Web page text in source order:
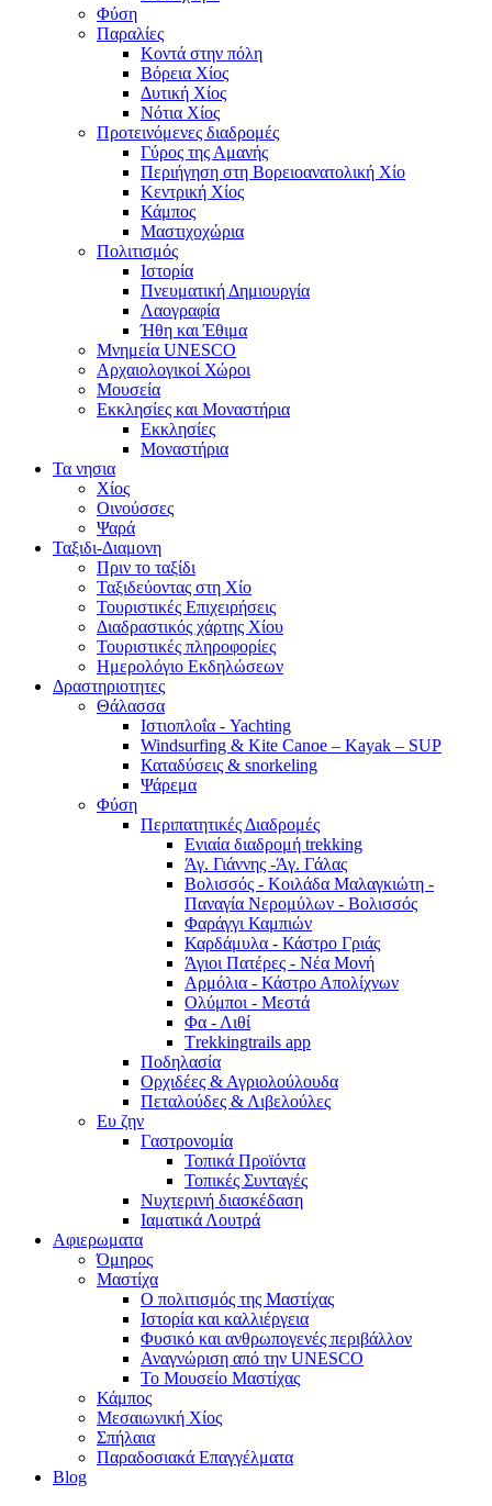
Φύση
Παραλίες
Κοντά στην πόλη
Βόρεια Χίος
Δυτική Χίος
Νότια Χίος
Προτεινόμενες διαδρομές
Γύρος της Αμανής
Περιήγηση στη Βορειοανατολική Χίο
Κεντρική Χίος
Κάμπος
Μαστιχοχώρια
Πολιτισμός
Ιστορία
Πνευματική Δημιουργία
Λαογραφία
Ήθη και Έθιμα
Μνημεία UNESCO
Αρχαιολογικοί Χώροι
Μουσεία
Εκκλησίες και Μοναστήρια
Εκκλησίες
Μοναστήρια
Τα νησια
Χίος
Οινούσσες
Ψαρά
Ταξιδι-Διαμονη
Πριν το ταξίδι
Ταξιδεύοντας στη Χίο
Τουριστικές Επιχειρήσεις
Διαδραστικός χάρτης Χίου
Τουριστικές πληροφορίες
Ημερολόγιο Εκδηλώσεων
Δραστηριοτητες
Θάλασσα
Ιστιοπλοΐα - Yachting
Windsurfing & Kite Canoe – Kayak – SUP
Καταδύσεις & snorkeling
Ψάρεμα
Φύση
Περιπατητικές Διαδρομές
Ενιαία διαδρομή trekking
Άγ. Γιάννης -Άγ. Γάλας
Βολισσός - Κοιλάδα Μαλαγκιώτη -
Παναγία Νερομύλων - Βολισσός
Φαράγγι Καμπιών
Καρδάμυλα - Κάστρο Γριάς
Άγιοι Πατέρες - Νέα Μονή
Αρμόλια - Κάστρο Απολίχνων
Ολύμποι - Μεστά
Φα - Λιθί
Τrekkingtrails app
Ποδηλασία
Ορχιδέες & Αγριολούλουδα
Πεταλούδες & Λιβελούλες
Ευ ζην
Γαστρονομία
Τοπικά Προϊόντα
Τοπικές Συνταγές
Νυχτερινή διασκέδαση
Ιαματικά Λουτρά
Αφιερωματα
Όμηρος
Μαστίχα
Ο πολιτισμός της Μαστίχας
Ιστορία και καλλιέργεια
Φυσικό και ανθρωπογενές περιβάλλον
Αναγνώριση από την UNESCO
Το Μουσείο Μαστίχας
Κάμπος
Μεσαιωνική Χίος
Σπήλαια
Παραδοσιακά Επαγγέλματα
Blog